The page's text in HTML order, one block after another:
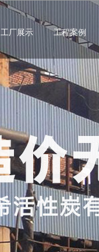
工厂展示 工程案例